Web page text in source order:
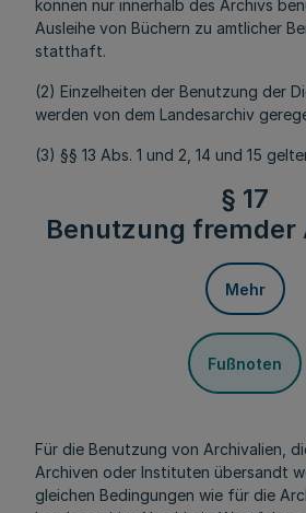
können nur innerhalb des Archivs
Ausleihe von Büchern zu amtlicher
statthaft.
(2) Einzelheiten der Benutzung der
werden von dem Landesarchiv
(3) §§ 13 Abs. 1 und 2, 14 und 15
§ 17
Benutzung fremder
Mehr
Fußnoten
Für die Benutzung von Archivalien,
Archiven oder Instituten übersandt
gleichen Bedingungen wie für die